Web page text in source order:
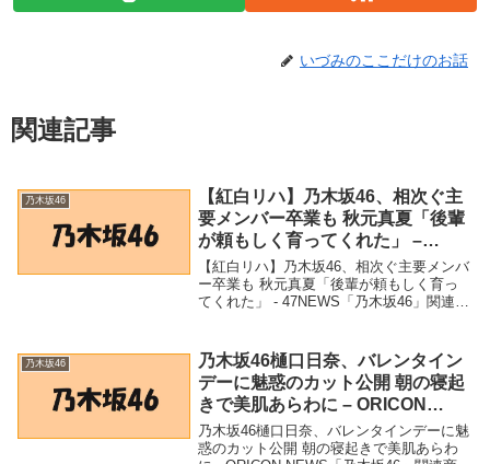
いづみのここだけのお話
関連記事
乃木坂46
【紅白リハ】乃木坂46、相次ぐ主
要メンバー卒業も 秋元真夏「後輩
が頼もしく育ってくれた」 –
47NEWS
【紅白リハ】乃木坂46、相次ぐ主要メンバ
ー卒業も 秋元真夏「後輩が頼もしく育っ
てくれた」 - 47NEWS「乃木坂46」関連商
ってくれた」 - 47NEWS 【紅...
乃木坂46
乃木坂46樋口日奈、バレンタイン
デーに魅惑のカット公開 朝の寝起
きで美肌あらわに – ORICON
NEWS
乃木坂46樋口日奈、バレンタインデーに魅
惑のカット公開 朝の寝起きで美肌あらわ